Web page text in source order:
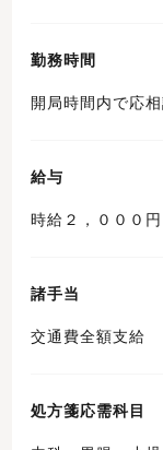
勤務時間
開局時間内で応相
給与
時給２，０００円
諸手当
交通費全額支給
処方箋応需科目